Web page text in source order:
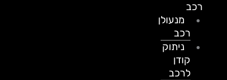
מנעולן
ניתוק
לרכב